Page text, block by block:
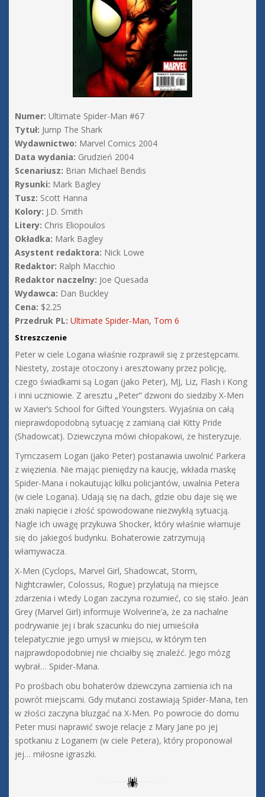
Numer: Ultimate Spider-Man #67
Tytuł: Jump The Shark
Wydawnictwo: Marvel Comics 2004
Data wydania: Grudzień 2004
Scenariusz: Brian Michael Bendis
Rysunki: Mark Bagley
Tusz: Scott Hanna
Kolory: J.D. Smith
Litery: Chris Eliopoulos
Okładka: Mark Bagley
Asystent redaktora: Nick Lowe
Redaktor: Ralph Macchio
Redaktor naczelny: Joe Quesada
Wydawca: Dan Buckley
Cena: $2.25
Przedruk PL: Ultimate Spider-Man, Tom 6
Streszczenie
Peter w ciele Logana właśnie rozprawił się z przestępcami.
Niestety, zostaje otoczony i aresztowany przez policję,
czego świadkami są Logan (jako Peter), MJ, Liz, Flash i Kong
i inni uczniowie. Z aresztu „Peter” dzwoni do siedziby X-Men
w Xavier’s School for Gifted Youngsters. Wyjaśnia on całą
nieprawdopodobną sytuację z zamianą ciał Kitty Pride
(Shadowcat). Dziewczyna mówi chłopakowi, że histeryzuje.
Tymczasem Logan (jako Peter) postanawia uwolnić Parkera
z więzienia. Nie mając pieniędzy na kaucję, wkłada maskę
Spider-Mana i nokautując kilku policjantów, uwalnia Petera
(w ciele Logana). Udają się na dach, gdzie obu daje się we
znaki napięcie i złość spowodowane niezwykłą sytuacją.
Nagle ich uwagę przykuwa Shocker, który właśnie włamuje
się do jakiegoś budynku. Bohaterowie zatrzymują
włamywacza.
X-Men (Cyclops, Marvel Girl, Shadowcat, Storm,
Nightcrawler, Colossus, Rogue) przylatują na miejsce
zdarzenia i wtedy Logan zaczyna rozumieć, co się stało. Jean
Grey (Marvel Girl) informuje Wolverine’a, że za nachalne
podrywanie jej i brak szacunku do niej umieściła
telepatycznie jego umysł w miejscu, w którym ten
najprawdopodobniej nie chciałby się znaleźć. Jego mózg
wybrał… Spider-Mana.
Po prośbach obu bohaterów dziewczyna zamienia ich na
powrót miejscami. Gdy mutanci zostawiają Spider-Mana, ten
w złości zaczyna bluzgać na X-Men. Po powrocie do domu
Peter musi naprawić swoje relacje z Mary Jane po jej
spotkaniu z Loganem (w ciele Petera), który proponował
jej… miłosne igraszki.